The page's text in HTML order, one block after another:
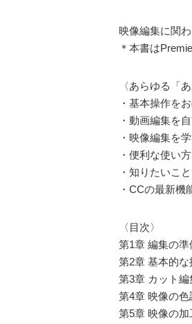
映像編集に関
＊本書は
〈あらゆる「
・基本操作を
・動画編集を
・映像編集を
・便利な使い
・知りたいこ
・CCの最新
〈目次〉
第1章 編集の準
第2章 基本的な
第3章 カット
第4章 映像の
第5章 映像の加